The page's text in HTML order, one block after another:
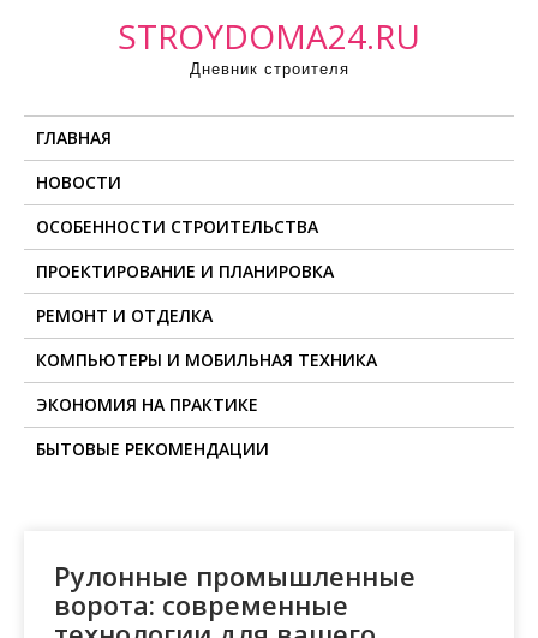
STROYDOMA24.RU
Дневник строителя
ГЛАВНАЯ
НОВОСТИ
ОСОБЕННОСТИ СТРОИТЕЛЬСТВА
ПРОЕКТИРОВАНИЕ И ПЛАНИРОВКА
РЕМОНТ И ОТДЕЛКА
КОМПЬЮТЕРЫ И МОБИЛЬНАЯ ТЕХНИКА
ЭКОНОМИЯ НА ПРАКТИКЕ
БЫТОВЫЕ РЕКОМЕНДАЦИИ
Рулонные промышленные
ворота: современные